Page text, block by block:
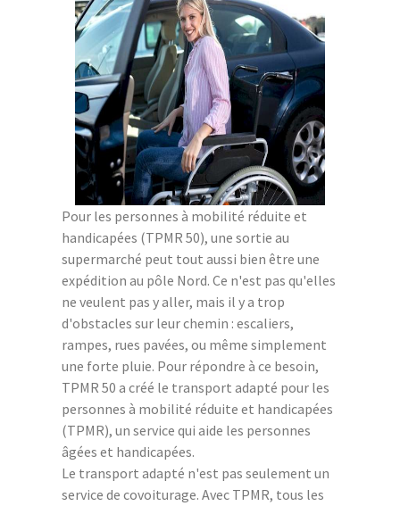
Pour les personnes à mobilité réduite et
handicapées (TPMR 50), une sortie au
supermarché peut tout aussi bien être une
expédition au pôle Nord. Ce n'est pas qu'elles
ne veulent pas y aller, mais il y a trop
d'obstacles sur leur chemin : escaliers,
rampes, rues pavées, ou même simplement
une forte pluie. Pour répondre à ce besoin,
TPMR 50 a créé le transport adapté pour les
personnes à mobilité réduite et handicapées
(TPMR), un service qui aide les personnes
âgées et handicapées.
Le transport adapté n'est pas seulement un
service de covoiturage. Avec TPMR, tous les